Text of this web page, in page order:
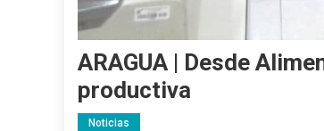
ARAGUA | Desde
productiva
Noticias